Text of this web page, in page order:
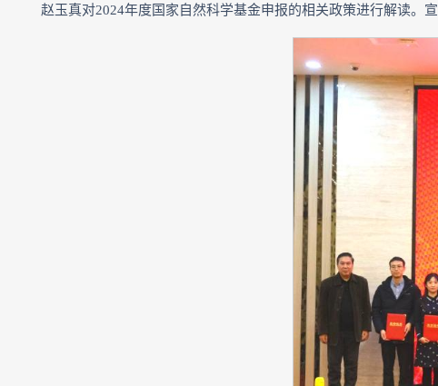
赵玉真对2024年度国家自然科学基金申报的相关政策进行解读。